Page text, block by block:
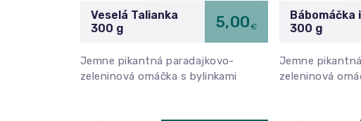
Veselá Talianka
300 g
5,00€
Jemne pikantná paradajkovo-
zeleninová omáčka s bylinkami
Bábomáčka
300 g
Jemne
zeleninová